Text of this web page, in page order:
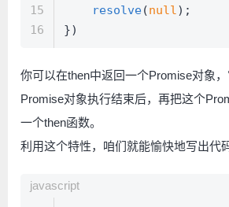
15
16
resolve(null);
})
你可以在then中返回一个Promise对象
Promise对象执行结束后，再把这个
一个then函数。
利用这个特性，咱们就能愉快地写出代
javascript